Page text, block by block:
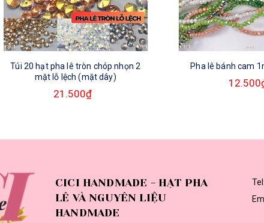
Túi 20 hạt pha lê tròn chóp nhọn 2
mặt lỗ lệch (mặt dây)
21.500₫
Pha lê bánh cam
CICI HANDMADE - HẠT PHA
LÊ VÀ NGUYÊN LIỆU
HANDMADE
Tel: